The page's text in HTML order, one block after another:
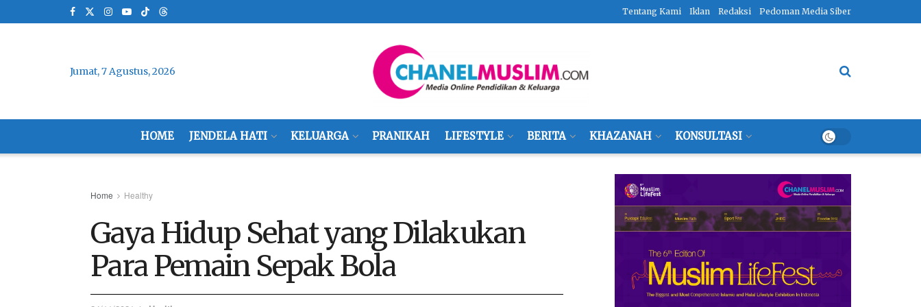
Tentang Kami Iklan Redaksi Pedoman Media Siber
Jumat, 7 Agustus, 2026
HOME JENDELA HATI KELUARGA PRANIKAH LIFESTYLE BERITA KHAZANAH KONSULTASI
Home Healthy
Gaya Hidup Sehat yang Dilakukan
Para Pemain Sepak Bola